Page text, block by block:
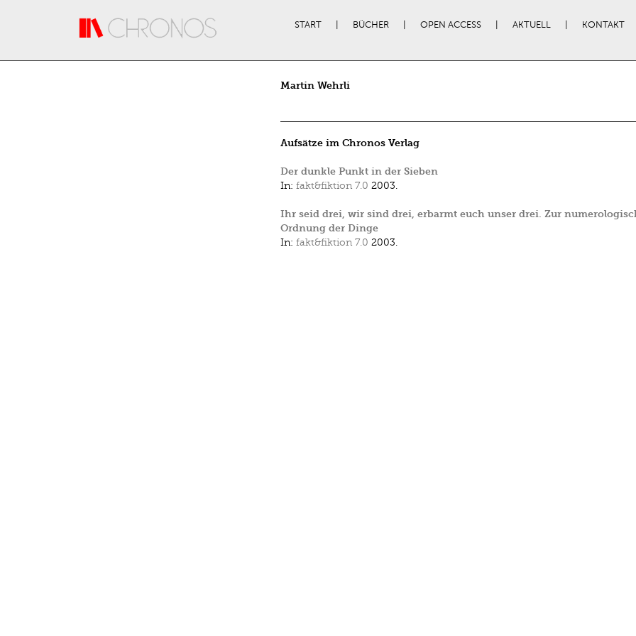
START BÜCHER OPEN ACCESS AKTUELL KONTAKT
Martin Wehrli
Aufsätze im Chronos Verlag
Der dunkle Punkt in der Sieben
In: fakt&fiktion 7.0 2003.
Ihr seid drei, wir sind drei, erbarmt euch unser drei. Zur
Ordnung der Dinge
In: fakt&fiktion 7.0 2003.